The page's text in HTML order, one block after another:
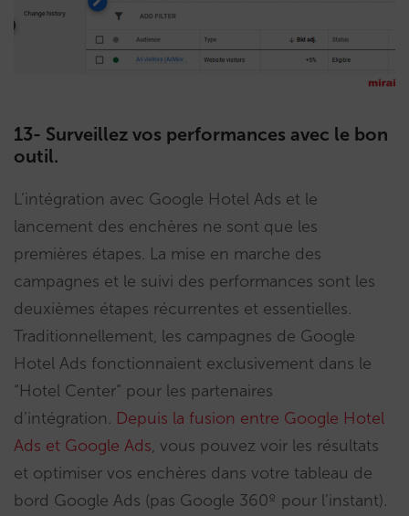
13- Surveillez vos performances avec le bon
outil.
L’intégration avec Google Hotel Ads et le
lancement des enchères ne sont que les
premières étapes. La mise en marche des
campagnes et le suivi des performances sont les
deuxièmes étapes récurrentes et essentielles.
Traditionnellement, les campagnes de Google
Hotel Ads fonctionnaient exclusivement dans le
“Hotel Center” pour les partenaires
d’intégration. Depuis la fusion entre Google Hotel
Ads et Google Ads, vous pouvez voir les résultats
et optimiser vos enchères dans votre tableau de
bord Google Ads (pas Google 360º pour l’instant).